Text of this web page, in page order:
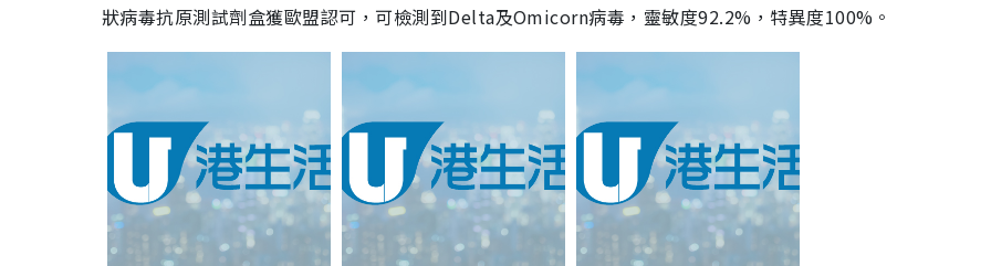
狀病毒抗原測試劑盒獲歐盟認可，可檢測到Delta及Omicorn病毒，靈敏度92.2%，特異度100%。